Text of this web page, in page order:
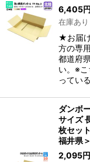
6,405円
在庫あり
★お届
方の専
都道府
い。※
ってい
ダンボ
サイズ
枚セッ
福井県
2,095円